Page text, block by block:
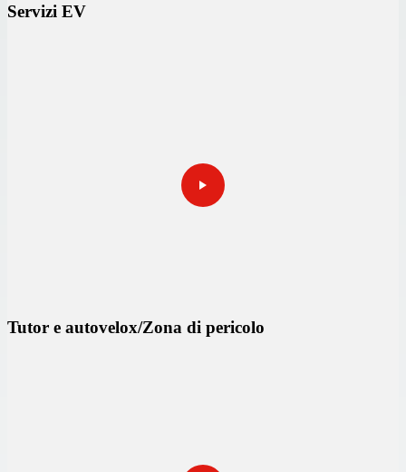
Servizi EV
Tutor e autovelox/Zona di pericolo